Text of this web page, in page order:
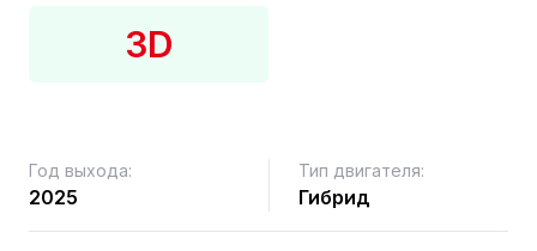
3D
Год выхода:
2025
Тип двигателя:
Гибрид